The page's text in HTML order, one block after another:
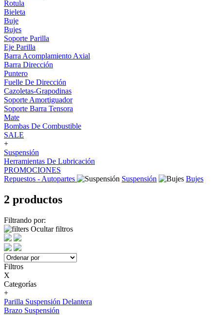
Rotula
Bieleta
Buje
Bujes
Soporte Parilla
Eje Parilla
Barra Acomplamiento Axial
Barra Dirección
Puntero
Fuelle De Dirección
Cazoletas-Grapodinas
Soporte Amortiguador
Soporte Barra Tensora
Mate
Bombas De Combustible
SALE
+
Suspensión
Herramientas De Lubricación
PROMOCIONES
Repuestos - Autopartes
Suspensión Bujes
2 productos
Filtrando por:
Ocultar filtros
Filtros
X
Categorías
+
Parilla Suspensión Delantera
Brazo Suspensión